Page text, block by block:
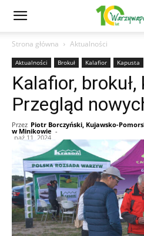
Strona główna Aktualności
Aktualności Brokuł Kalafior Kapusta
Kalafior,
Przegląd
Przez Piotr Borczyński, Kujawsko-
w Minikowie -
paź 11, 2024